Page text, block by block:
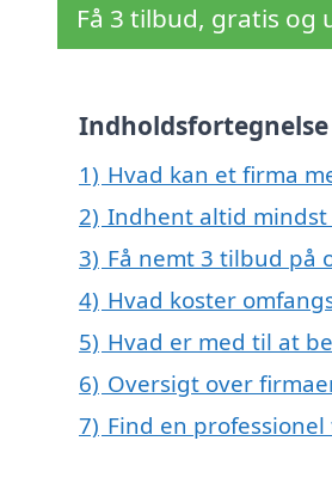
Få 3 tilbud, gratis og
Indholdsfortegnelse
1) Hvad kan et firma
2) Indhent altid
3) Få nemt 3 tilbud på
4) Hvad koster
5) Hvad er med til at
6) Oversigt over
7) Find en